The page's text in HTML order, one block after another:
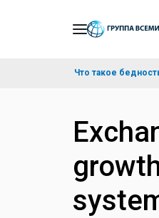
Что такое